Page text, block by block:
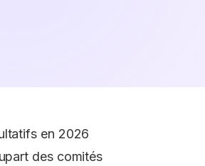
en 2026
des comités